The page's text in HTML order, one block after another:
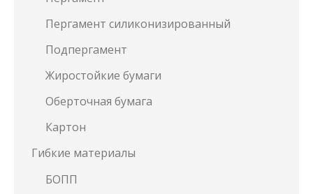
Пергамент силиконизированный
Подпергамент
Жиростойкие бумаги
Оберточная бумага
Картон
Гибкие материалы
БОПП